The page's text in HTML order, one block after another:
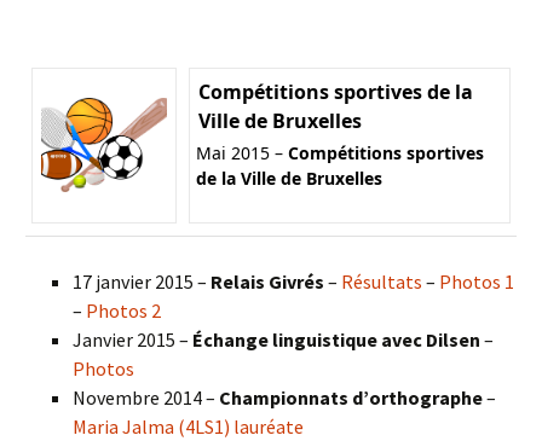
Compétitions sportives de la
Ville de Bruxelles
Mai 2015 – Compétitions sportives
de la Ville de Bruxelles
17 janvier 2015 – Relais Givrés – Résultats – Photos 1
– Photos 2
Janvier 2015 – Échange linguistique avec Dilsen –
Photos
Novembre 2014 – Championnats d’orthographe–
Maria Jalma (4LS1) lauréate